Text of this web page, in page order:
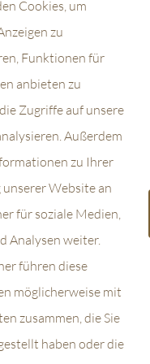
und das
Cookies, um
zu
Funktionen für
anbieten zu
Zugriffe auf unsere
Außerdem
zu Ihrer
Website an
für soziale Medien,
Analysen weiter.
führen diese
möglicherweise mit
zusammen, die Sie
haben oder die